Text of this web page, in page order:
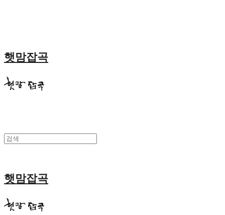
햇맘잡곡
햇맘잡곡